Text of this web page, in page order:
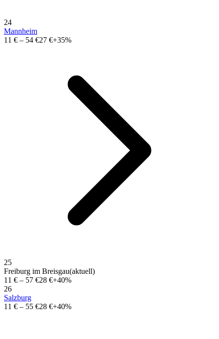
24
Mannheim
11 € – 54 €27 €+35%
25
Freiburg im Breisgau(aktuell)
11 € – 57 €28 €+40%
26
Salzburg
11 € – 55 €28 €+40%